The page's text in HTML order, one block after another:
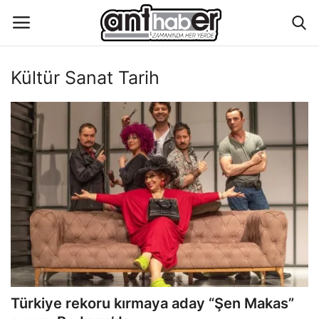
Eğitim
Aktüel Magazin
Hakkımızda
İletişim
Asayiş
Kültür Sanat Tarih
Türkiye rekoru kırmaya aday “Şen Makas”